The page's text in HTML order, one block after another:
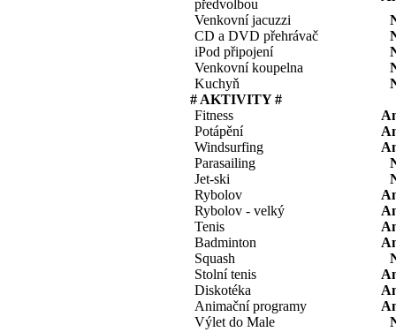
předvolbou
Venkovní jacuzzi
CD a DVD přehrávač
iPod připojení
Venkovní koupelna
Kuchyň
# AKTIVITY #
Fitness
Potápění
Windsurfing
Parasailing
Jet-ski
Rybolov
Rybolov - velký
Tenis
Badminton
Squash
Stolní tenis
Diskotéka
Animační programy
Výlet do Male